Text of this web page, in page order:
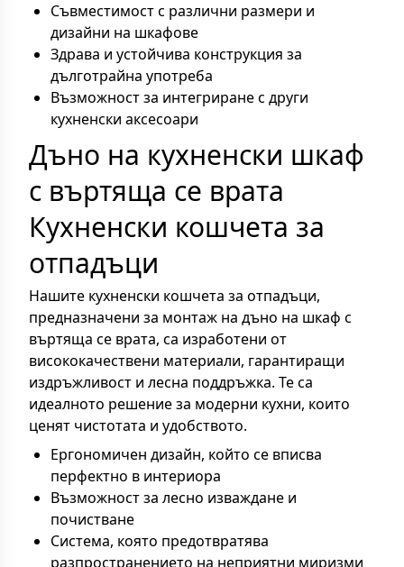
Съвместимост с различни размери и
дизайни на шкафове
Здрава и устойчива конструкция за
дълготрайна употреба
Възможност за интегриране с други
кухненски аксесоари
Дъно на кухненски шкаф
с въртяща се врата
Кухненски кошчета за
отпадъци
Нашите кухненски кошчета за отпадъци,
предназначени за монтаж на дъно на шкаф с
въртяща се врата, са изработени от
висококачествени материали, гарантиращи
издръжливост и лесна поддръжка. Те са
идеалното решение за модерни кухни, които
ценят чистотата и удобството.
Ергономичен дизайн, който се вписва
перфектно в интериора
Възможност за лесно изваждане и
почистване
Система, която предотвратява
разпространението на неприятни миризми